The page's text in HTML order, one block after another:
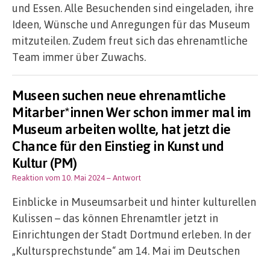
und Essen. Alle Besuchenden sind eingeladen, ihre
Ideen, Wünsche und Anregungen für das Museum
mitzuteilen. Zudem freut sich das ehrenamtliche
Team immer über Zuwachs.
Museen suchen neue ehrenamtliche
Mitarber*innen Wer schon immer mal im
Museum arbeiten wollte, hat jetzt die
Chance für den Einstieg in Kunst und
Kultur (PM)
Reaktion vom 10. Mai 2024– Antwort
Einblicke in Museumsarbeit und hinter kulturellen
Kulissen – das können Ehrenamtler jetzt in
Einrichtungen der Stadt Dortmund erleben. In der
„Kultursprechstunde“ am 14. Mai im Deutschen